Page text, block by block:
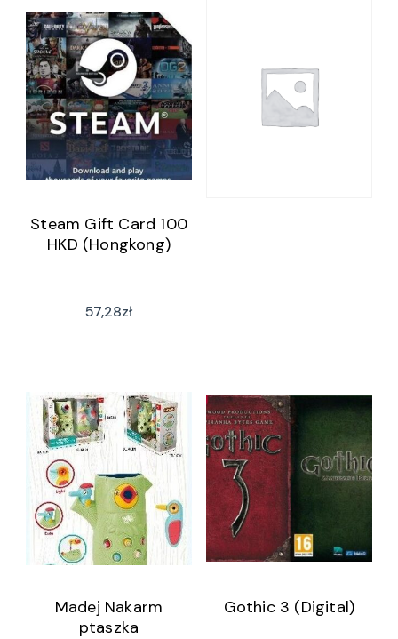
Steam Gift Card 100
HKD (Hongkong)
57,28zł
Madej Nakarm
ptaszka
Gothic 3 (Digital)